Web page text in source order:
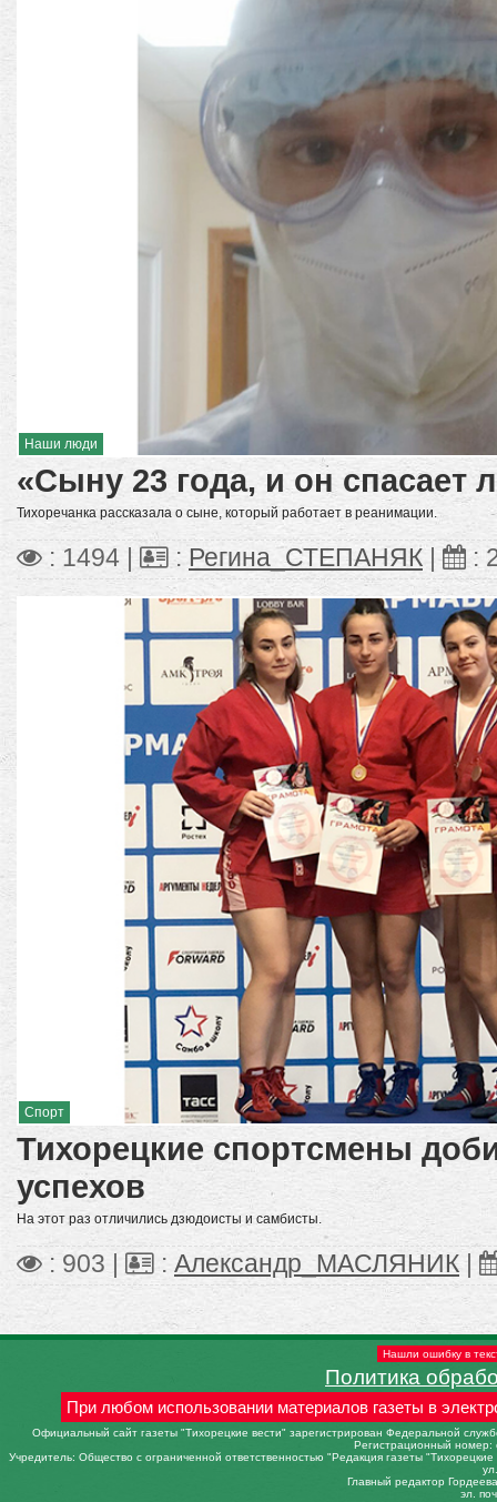
Наши люди
«Сыну 23 года, и он спасает
Тихоречанка рассказала о сыне, который работает в реанимации.
: 1494 | : Регина_СТЕПАНЯК | :
Спорт
Тихорецкие спортсмены
успехов
На этот раз отличились дзюдоисты и самбисты.
: 903 | : Александр_МАСЛЯНИК |
Нашли ошибку в
Политика
При любом использовании материалов газеты в
Официальный сайт газеты "Тихорецкие вести" зарегистрирован Федеральной
Регистрационный
Учредитель: Общество с ограниченной ответственностью "Редакция газеты
Главный редактор
эл.